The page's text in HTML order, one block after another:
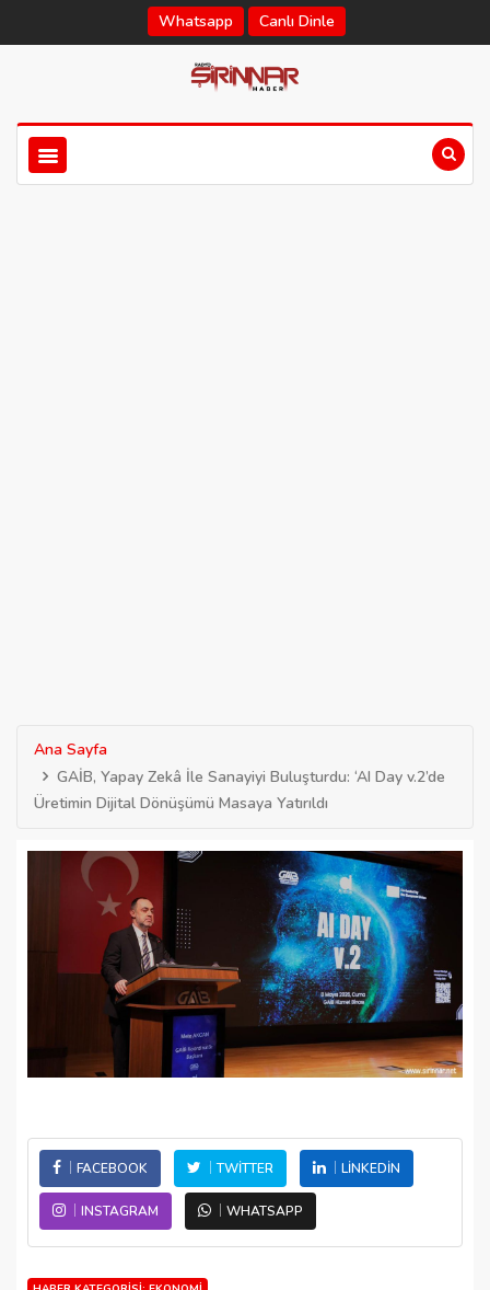
Whatsapp Canlı Dinle
Ana Sayfa
GAİB, Yapay Zekâ İle Sanayiyi Buluşturdu: ‘AI Day v.2’de
Üretimin Dijital Dönüşümü Masaya Yatırıldı
FACEBOOK TWITTER LINKEDIN
INSTAGRAM WHATSAPP